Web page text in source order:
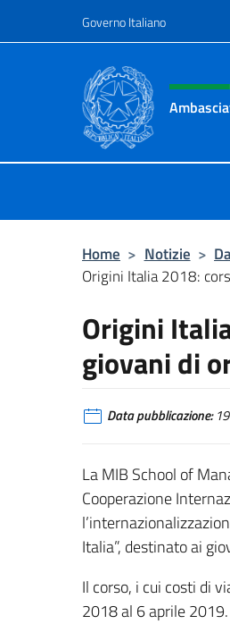
Governo Italiano
Intestazione
Home > Notizie >
Origini Italia 2018:
Origini
giovani di
Data pubblicazione:19
La MIB School of
Cooperazione
Italia”, destinato ai
Il corso, i cui costi di
2018 al 6 aprile 2019.